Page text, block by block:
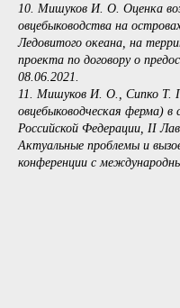
10. Мишуков И. О. Оценка
овцебыководства на
Ледовитого океана, на
проекта по договору о
08.06.2021.
11. Мишуков И. О., Сипко Т.
овцебыководческая ферма) в
Российской Федерации, II
Актуальные проблемы и
конференции с